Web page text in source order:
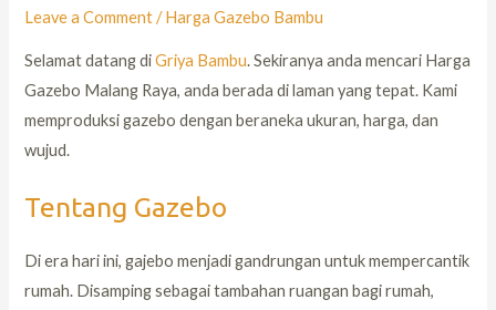
Leave a Comment /Harga Gazebo Bambu
Selamat datang diGriya Bambu. Sekiranya anda mencari Harga
Gazebo Malang Raya, anda berada di laman yang tepat. Kami
memproduksi gazebo dengan beraneka ukuran, harga, dan
wujud.
Tentang Gazebo
Di era hari ini, gajebo menjadi gandrungan untuk mempercantik
rumah. Disamping sebagai tambahan ruangan bagi rumah,